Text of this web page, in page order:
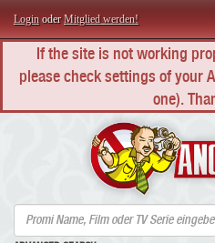
Login oderMitglied werden!
If the site is not working
please check settings of your
one).